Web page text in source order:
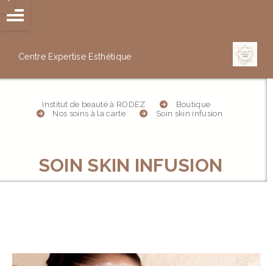
Centre Expertise Esthétique
Institut de beauté à RODEZ
Boutique
Nos soins à la carte
Soin skin infusion
SOIN SKIN INFUSION
Panneau de gestion des cookies